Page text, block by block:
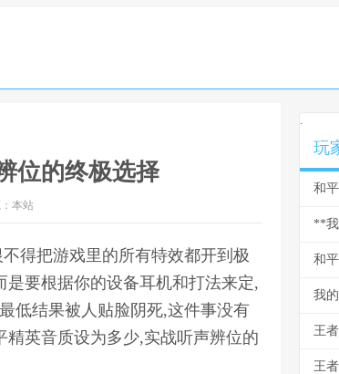
位的终极选择
本站
得把游戏里的所有特效都开到极
要根据你的设备耳机和打法来定,
低结果被人贴脸阴死,这件事没有
英音质设为多少,实战听声辨位的
.
玩
和
**
和
我
王